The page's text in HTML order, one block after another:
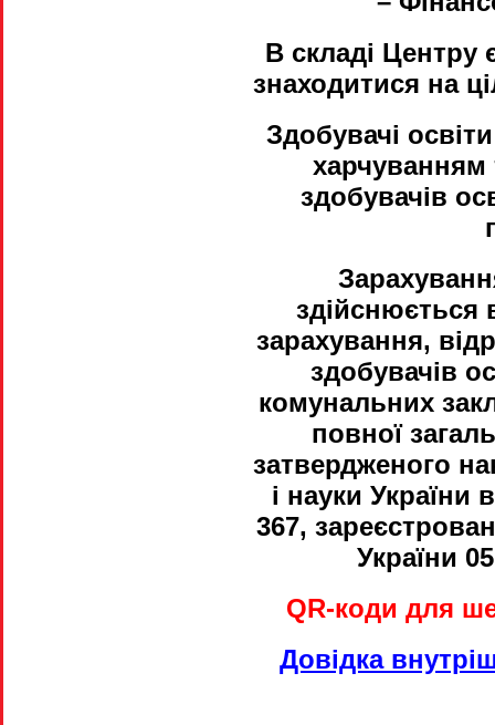
В складі Центру
знаходитися на
Здобувачі
харчуванням
здобувачів
здійснюється
зарахування,
здобувачів
комунальних
повної
затвердженого
і науки України
367,
України
QR-коди для
Довідка